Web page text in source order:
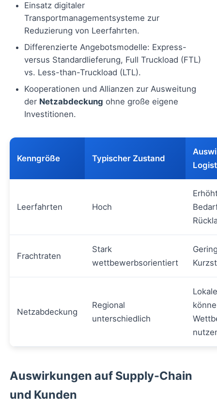
Einsatz digitaler
Transportmanagementsysteme zur
Reduzierung von Leerfahrten.
Differenzierte Angebotsmodelle: Express-
versus Standardlieferung, Full Truckload (FTL)
vs. Less-than-Truckload (LTL).
Kooperationen und Allianzen zur Ausweitung
der Netzabdeckung ohne große eigene
Investitionen.
Kenngröße Typischer Zustand
Leerfahrten Hoch
Frachtraten
Stark
wettbewerbsorientiert
Netzabdeckung
Regional
unterschiedlich
Auswirkungen auf Supply-Chain
und Kunden